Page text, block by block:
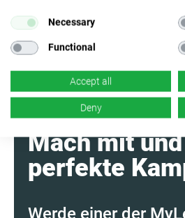
Mach mit
perfekte
Werde einer der
Necessary
Functional
Accept all
Deny